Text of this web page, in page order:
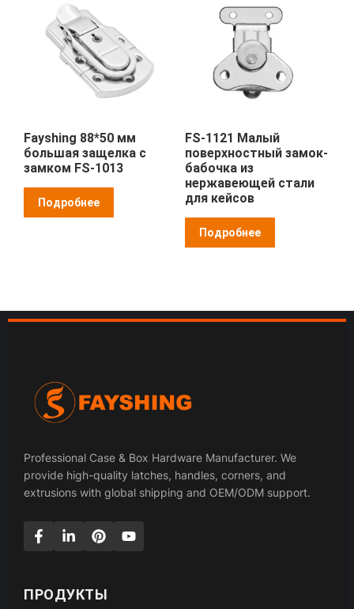
Fayshing 88*50 мм
большая защелка с
замком FS-1013
Подробнее
FS-1121 Малый
поверхностный замок-
бабочка из
нержавеющей стали
для кейсов
Подробнее
Professional Case & Box Hardware Manufacturer. We
provide high-quality latches, handles, corners, and
extrusions with global shipping and OEM/ODM support.
ПРОДУКТЫ